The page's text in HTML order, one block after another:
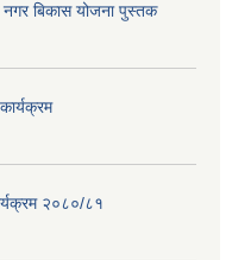
नगर बिकास योजना पुस्तक
२०८०/८१